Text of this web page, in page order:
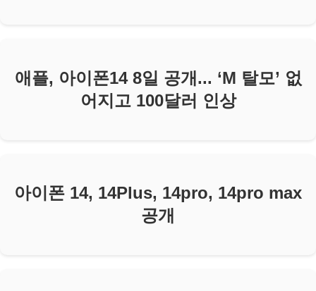
애플, 아이폰14 8일 공개... ‘M 탈모’ 없
어지고 100달러 인상
아이폰 14, 14Plus, 14pro, 14pro max
공개